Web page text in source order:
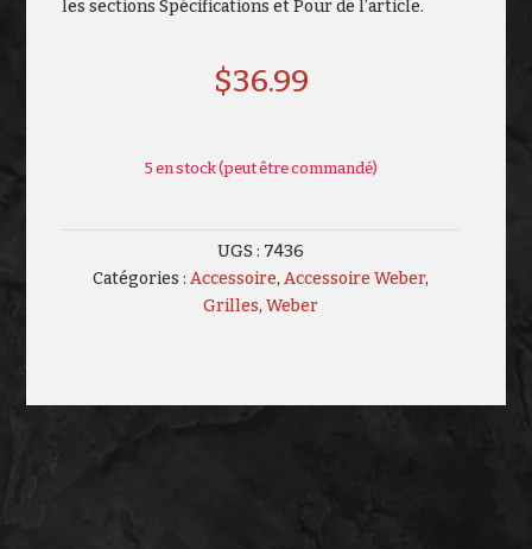
les sections Spécifications et Pour de l’article.
$36.99
5 en stock (peut être commandé)
UGS : 7436
Catégories :Accessoire,Accessoire Weber,
Grilles,Weber